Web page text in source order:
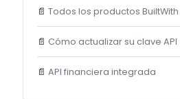
📄 Todos los productos BuiltWith
📄 Cómo actualizar su clave API
📄 API financiera integrada